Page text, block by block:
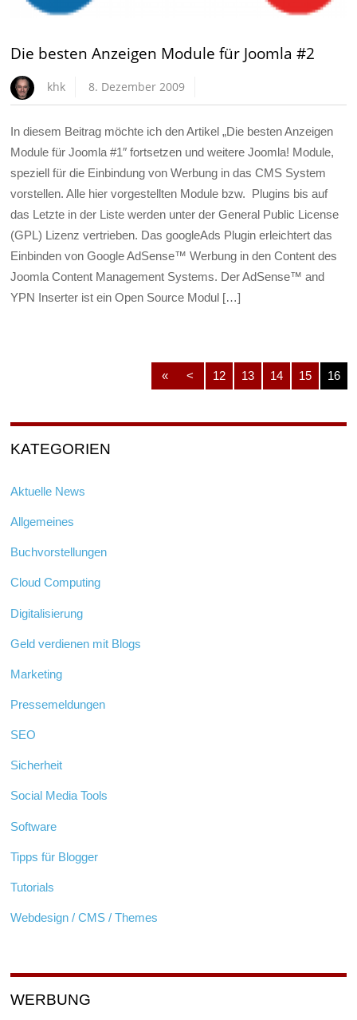
Die besten Anzeigen Module für Joomla #2
khk 8. Dezember 2009
In diesem Beitrag möchte ich den Artikel „Die besten Anzeigen
Module für Joomla #1″ fortsetzen und weitere Joomla! Module,
speziell für die Einbindung von Werbung in das CMS System
vorstellen. Alle hier vorgestellten Module bzw. Plugins bis auf
das Letzte in der Liste werden unter der General Public License
(GPL) Lizenz vertrieben. Das googleAds Plugin erleichtert das
Einbinden von Google AdSense™ Werbung in den Content des
Joomla Content Management Systems. Der AdSense™ and
YPN Inserter ist ein Open Source Modul […]
« < 12 13 14 15 16
KATEGORIEN
Aktuelle News
Allgemeines
Buchvorstellungen
Cloud Computing
Digitalisierung
Geld verdienen mit Blogs
Marketing
Pressemeldungen
SEO
Sicherheit
Social Media Tools
Software
Tipps für Blogger
Tutorials
Webdesign / CMS / Themes
WERBUNG